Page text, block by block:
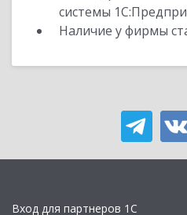
системы
Наличие у фирмы
Вход для партнеров 1С